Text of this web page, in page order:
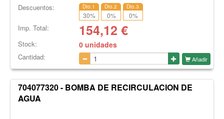
Descuentos:
Dto.1
30%
Dto.2
0%
Dto.3
0%
Imp. Total: 154,12 €
Stock: 0 unidades
Cantidad: Añadir
704077320 - BOMBA DE RECIRCULACION DE
AGUA